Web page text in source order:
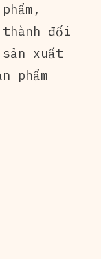
đối
xuất
phẩm